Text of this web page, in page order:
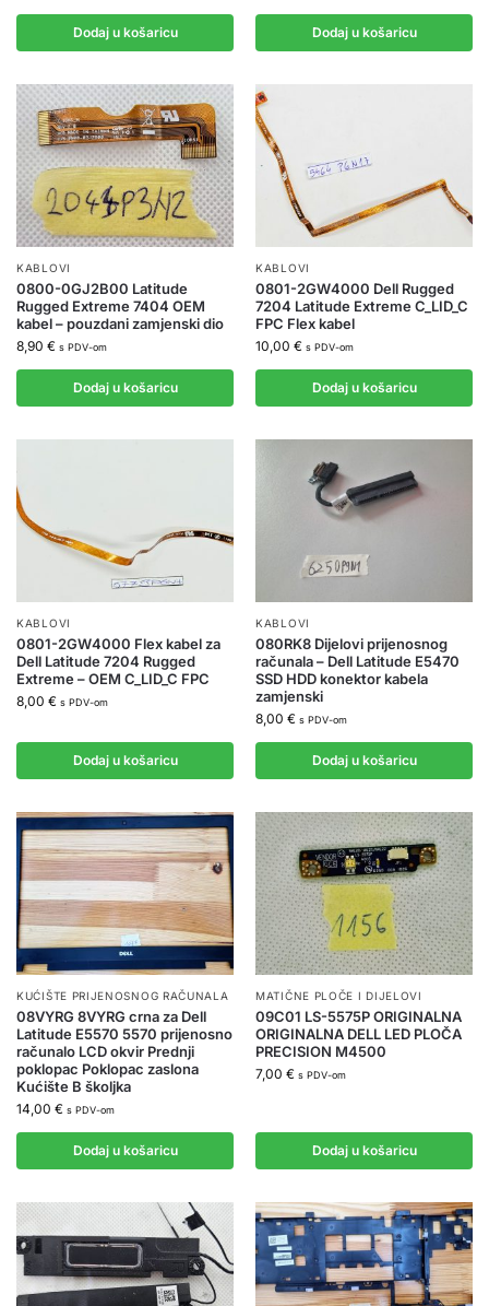
Dodaj u košaricu Dodaj u košaricu
KABLOVI
0800-0GJ2B00 Latitude
Rugged Extreme 7404 OEM
kabel – pouzdani zamjenski dio
8,90 € s PDV-om
Dodaj u košaricu
KABLOVI
0801-2GW4000 Dell Rugged
7204 Latitude Extreme C_LID_C
FPC Flex kabel
10,00 € s PDV-om
Dodaj u košaricu
KABLOVI
0801-2GW4000 Flex kabel za
Dell Latitude 7204 Rugged
Extreme – OEM C_LID_C FPC
8,00 € s PDV-om
Dodaj u košaricu
KABLOVI
080RK8 Dijelovi prijenosnog
računala – Dell Latitude E5470
SSD HDD konektor kabela
zamjenski
8,00 € s PDV-om
Dodaj u košaricu
KUĆIŠTE PRIJENOSNOG RAČUNALA
08VYRG 8VYRG crna za Dell
Latitude E5570 5570 prijenosno
računalo LCD okvir Prednji
poklopac Poklopac zaslona
Kućište B školjka
14,00 € s PDV-om
Dodaj u košaricu
MATIČNE PLOČE I DIJELOVI
09C01 LS-5575P ORIGINALNA
ORIGINALNA DELL LED PLOČA
PRECISION M4500
7,00 € s PDV-om
Dodaj u košaricu